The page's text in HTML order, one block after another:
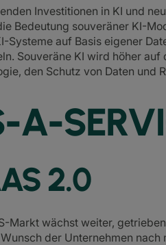
Investitionen in KI und
Bedeutung souveräner KI-
Systeme auf Basis eigener
Souveräne KI wird höher
den Schutz von Daten und
A-
2.0
Markt wächst weiter,
der Unternehmen